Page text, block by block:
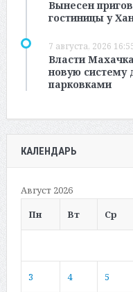
Вынесен
гостиницы у
7 августа, 2026
Власти
новую систему
парковками
КАЛЕНДАРЬ
Август 2026
Пн
Вт Ср
3 4 5